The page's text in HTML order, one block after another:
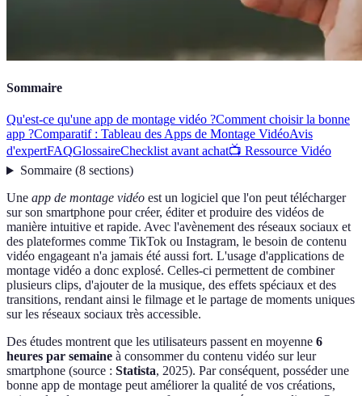
Sommaire
Qu'est-ce qu'une app de montage vidéo ?Comment choisir la bonne
app ?Comparatif : Tableau des Apps de Montage VidéoAvis
d'expertFAQGlossaireChecklist avant achat📺 Ressource Vidéo
Sommaire(8 sections)
Une app de montage vidéo est un logiciel que l'on peut télécharger
sur son smartphone pour créer, éditer et produire des vidéos de
manière intuitive et rapide. Avec l'avènement des réseaux sociaux et
des plateformes comme TikTok ou Instagram, le besoin de contenu
vidéo engageant n'a jamais été aussi fort. L'usage d'applications de
montage vidéo a donc explosé. Celles-ci permettent de combiner
plusieurs clips, d'ajouter de la musique, des effets spéciaux et des
transitions, rendant ainsi le filmage et le partage de moments uniques
sur les réseaux sociaux très accessible.
Des études montrent que les utilisateurs passent en moyenne 6
heures par semaine à consommer du contenu vidéo sur leur
smartphone (source : Statista, 2025). Par conséquent, posséder une
bonne app de montage peut améliorer la qualité de vos créations,